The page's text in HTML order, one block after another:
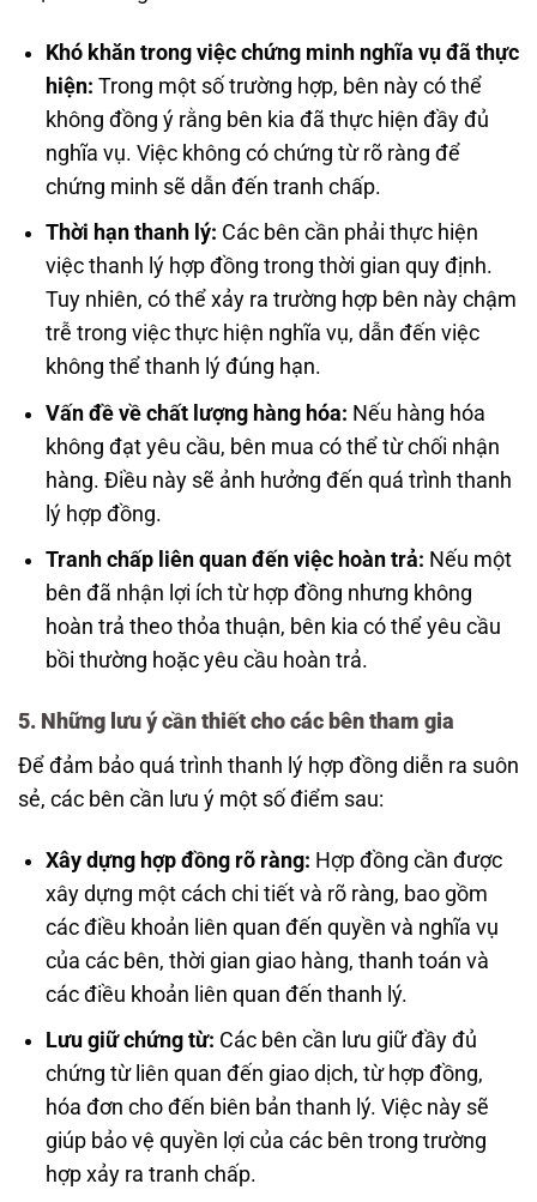
Khó khăn trong việc chứng minh nghĩa vụ đã thực
hiện: Trong một số trường hợp, bên này có thể
không đồng ý rằng bên kia đã thực hiện đầy đủ
nghĩa vụ. Việc không có chứng từ rõ ràng để
chứng minh sẽ dẫn đến tranh chấp.
Thời hạn thanh lý: Các bên cần phải thực hiện
việc thanh lý hợp đồng trong thời gian quy định.
Tuy nhiên, có thể xảy ra trường hợp bên này chậm
trễ trong việc thực hiện nghĩa vụ, dẫn đến việc
không thể thanh lý đúng hạn.
Vấn đề về chất lượng hàng hóa: Nếu hàng hóa
không đạt yêu cầu, bên mua có thể từ chối nhận
hàng. Điều này sẽ ảnh hưởng đến quá trình thanh
lý hợp đồng.
Tranh chấp liên quan đến việc hoàn trả: Nếu một
bên đã nhận lợi ích từ hợp đồng nhưng không
hoàn trả theo thỏa thuận, bên kia có thể yêu cầu
bồi thường hoặc yêu cầu hoàn trả.
5. Những lưu ý cần thiết cho các bên tham gia
Để đảm bảo quá trình thanh lý hợp đồng diễn ra suôn
sẻ, các bên cần lưu ý một số điểm sau:
Xây dựng hợp đồng rõ ràng: Hợp đồng cần được
xây dựng một cách chi tiết và rõ ràng, bao gồm
các điều khoản liên quan đến quyền và nghĩa vụ
của các bên, thời gian giao hàng, thanh toán và
các điều khoản liên quan đến thanh lý.
Lưu giữ chứng từ: Các bên cần lưu giữ đầy đủ
chứng từ liên quan đến giao dịch, từ hợp đồng,
hóa đơn cho đến biên bản thanh lý. Việc này sẽ
giúp bảo vệ quyền lợi của các bên trong trường
hợp xảy ra tranh chấp.